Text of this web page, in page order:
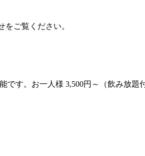
ご覧ください。
す。お一人様 3,500円～（飲み放題